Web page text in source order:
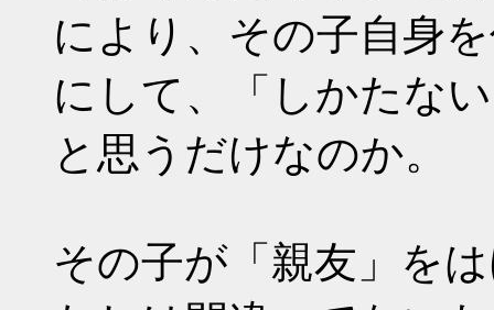
により、その子自身
にして、「しかたな
と思うだけなのか。
その子が「親友」を